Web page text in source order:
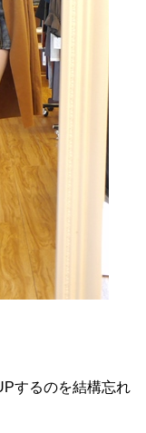
するのを結構忘れ